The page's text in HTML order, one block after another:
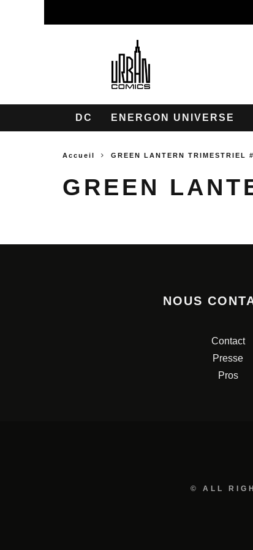
DC ENERGON UNIVERSE
Accueil GREEN LANTERN TRIMESTRIEL
GREEN
NOUS
Contact
Presse
Pros
© ALL